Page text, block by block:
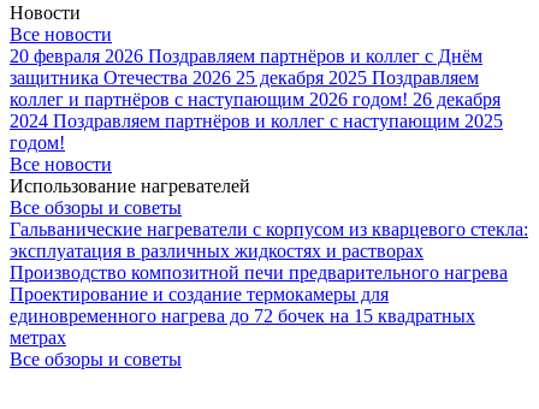
Новости
Все новости
20 февраля 2026 Поздравляем партнёров и коллег с Днём
защитника Отечества 2026 25 декабря 2025 Поздравляем
коллег и партнёров с наступающим 2026 годом! 26 декабря
2024 Поздравляем партнёров и коллег с наступающим 2025
годом!
Все новости
Использование нагревателей
Все обзоры и советы
Гальванические нагреватели с корпусом из кварцевого стекла:
эксплуатация в различных жидкостях и растворах
Производство композитной печи предварительного нагрева
Проектирование и создание термокамеры для
единовременного нагрева до 72 бочек на 15 квадратных
метрах
Все обзоры и советы